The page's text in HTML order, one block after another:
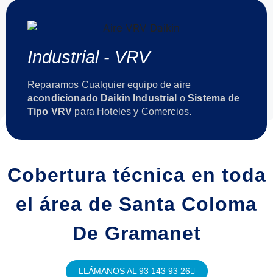
Industrial - VRV
Reparamos Cualquier equipo de aire
acondicionado Daikin Industrial oSistema de
Tipo VRV para Hoteles y Comercios.
Cobertura técnica en toda
el área de Santa Coloma
De Gramanet
LLÁMANOS AL 93 143 93 26